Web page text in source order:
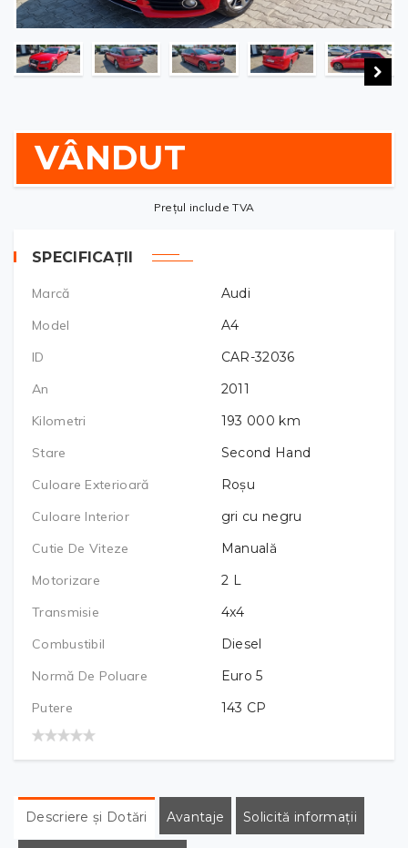
VÂNDUT
Prețul include TVA
SPECIFICAȚII
Marcă
Audi
Model
A4
ID
CAR-32036
An
2011
Kilometri
193 000 km
Stare
Second Hand
Culoare Exterioară
Roșu
Culoare Interior
gri cu negru
Cutie De Viteze
Manuală
Motorizare
2 L
Transmisie
4x4
Combustibil
Diesel
Normă De Poluare
Euro 5
Putere
143 CP
Descriere și Dotări Avantaje Solicită informații